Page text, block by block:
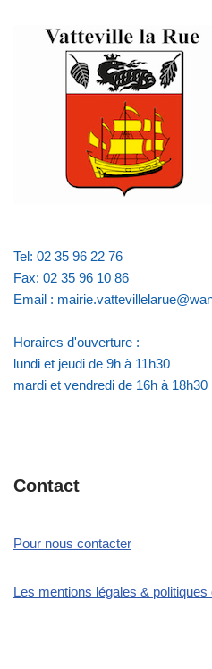
Tel: 02 35 96 22 76
Fax: 02 35 96 10 86
Email :
Horaires d'ouverture :
lundi et jeudi de 9h à 11h30
mardi et vendredi de 16h à 18h30
Contact
Pour nous contacter
Les mentions légales & politiques